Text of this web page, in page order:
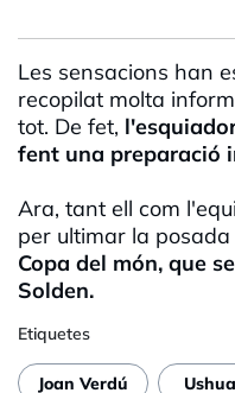
Les sensacions han
recopilat molta
tot. De fet,
fent una preparació
Ara, tant ell com
per ultimar la
Copa del món, que
Solden.
Etiquetes
Joan Verdú